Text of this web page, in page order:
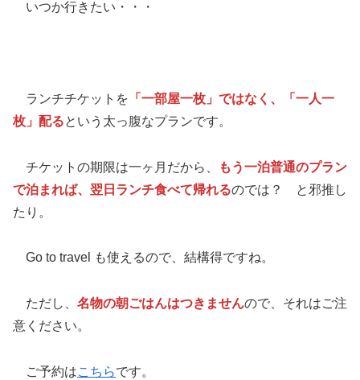
いつか行きたい・・・
ランチチケットを 「一部屋一枚」ではなく、「一人一
枚」配るという太っ腹なプランです。
チケットの期限は一ヶ月だから、
もう一泊普通のプラン
で泊まれば、翌日ランチ食べて帰れるのでは？ と邪推し
たり。
Go to travel も使えるので、結構得ですね。
ただし、 名物の朝ごはんはつきませんので、それはご注
意ください。
ご予約はこちらです。